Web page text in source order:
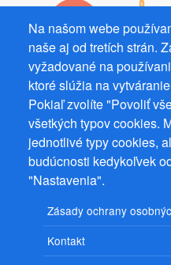
Na našom webe
naše aj od tretích strán.
vyžadované na
ktoré slúžia na
Pokiaľ zvolíte "Povoliť
všetkých typov cookies.
jednotlivé typy cookies,
budúcnosti kedykoľvek
"Nastavenia".
Zásady ochrany
Kontakt
Prevádzkovateľ: Mgr. Bc.
22 Ostrov, IČ
© 2026